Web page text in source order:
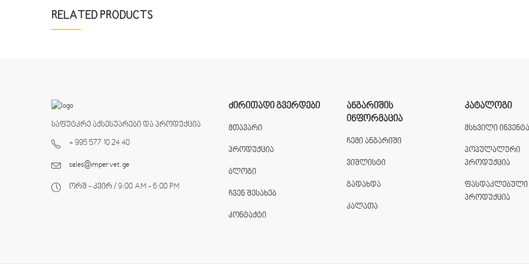
RELATED PRODUCTS
საფუტკრე აქსესუარები და პროდუქცია
+ 995 577 10 24 40
sales@impervet.ge
ორშ - კვირ / 9:00 AM - 6:00 PM
ᲫᲘᲠᲘᲗᲐᲓᲘ ᲒᲕᲔᲠᲓᲔᲑᲘ
მთავარი
პროდუქცია
ბლოგი
ჩვენ შესახებ
კონტაქტი
ᲐᲜᲒᲐᲠᲘᲨᲘᲡ
ᲘᲜᲤᲝᲠᲛᲐᲪᲘᲐ
ჩემი ანგარიში
ვიშლისტი
გადახდა
კალათა
ᲙᲐᲢᲐᲚᲝᲒᲘ
მსხვილი
პოპულალური
პროდუქცია
ფასდაკლებული
პროდუქცია